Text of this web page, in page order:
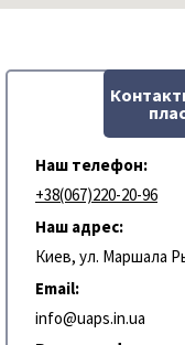
Наш телефон:
+38(067)220-20-96
Наш адрес:
Киев, ул. Маршала
Email:
info@uaps.in.ua